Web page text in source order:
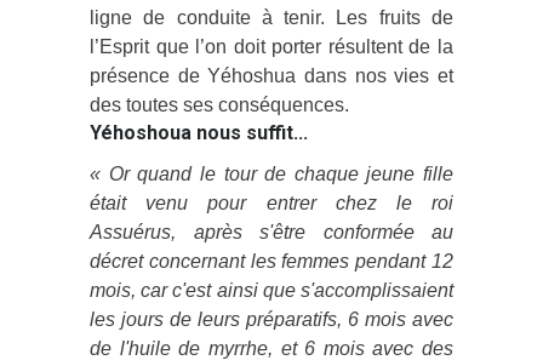
ligne de conduite à tenir. Les fruits de
l’Esprit que l’on doit porter résultent de la
présence de Yéhoshua dans nos vies et
des toutes ses conséquences.
Yéhoshoua nous suffit...
« Or quand le tour de chaque jeune fille
était venu pour entrer chez le roi
Assuérus, après s'être conformée au
décret concernant les femmes pendant 12
mois, car c'est ainsi que s'accomplissaient
les jours de leurs préparatifs, 6 mois avec
de l'huile de myrrhe, et 6 mois avec des